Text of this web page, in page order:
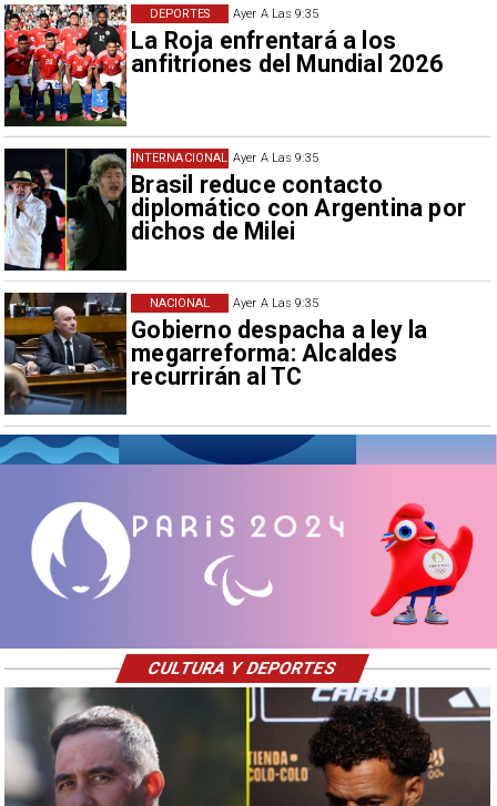
Ayer A Las 9:35
La Roja enfrentará a los
anfitriones del Mundial 2026
DEPORTES
Ayer A Las 9:35
Brasil reduce contacto
diplomático con Argentina por
dichos de Milei
INTERNACIONAL
Ayer A Las 9:35
Gobierno despacha a ley la
megarreforma: Alcaldes
recurrirán al TC
NACIONAL
CULTURA Y DEPORTES